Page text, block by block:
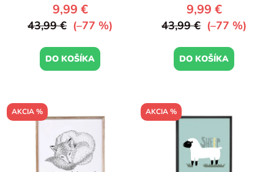
9,99 €
43,99 € (–77 %)
DO KOŠÍKA
9,99 €
43,99 € (–77 %)
DO KOŠÍKA
AKCIA % AKCIA %